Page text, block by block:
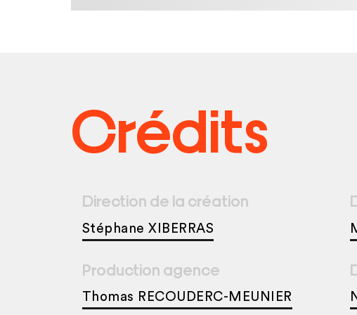
Crédits
Direction de la création
Stéphane XIBERRAS
Production agence
Thomas RECOUDERC-MEUNIER